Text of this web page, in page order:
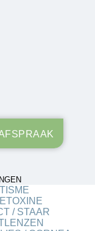
/ STAAR